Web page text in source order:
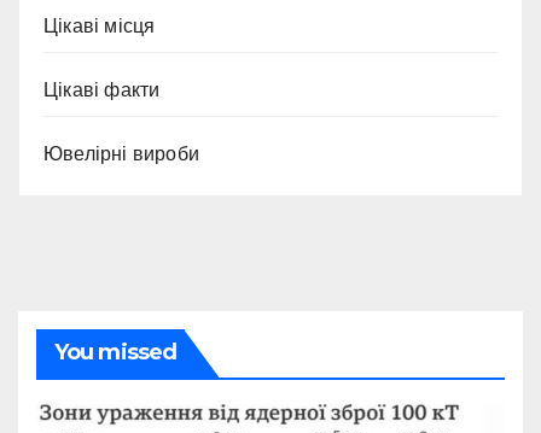
Цікаві місця
Цікаві факти
Ювелірні вироби
You missed